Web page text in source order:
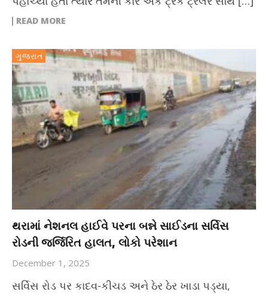
READ MORE
ગુજરાત
થરામાં નેશનલ હાઈવે પરના બન્ને સાઈડના સર્વિસ
રોડની જર્જિરિત હાલત, લોકો પરેશાન
December 1, 2025
સર્વિસ રોડ પર કાદવ-કીચડ અને ઠેર ઠેર ખાડા પડ્યા,